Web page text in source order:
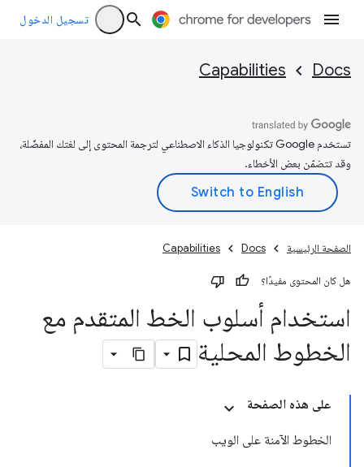
تسجيل الدخول
Docs
Capabilities
تستخدم Google تكنولوجيا الذكاء الاصطناعي لترجمة المحتوى إلى لغتك المفضّلة،
وقد تتضمّن بعض الأخطاء.
الصفحة الرئيسية Docs
Capabilities
هل كان المحتوى مفيدًا؟
استخدام أسلوب الخط المتقدم مع
الخطوط المحلية
على هذه الصفحة
الخطوط الآمنة على الويب